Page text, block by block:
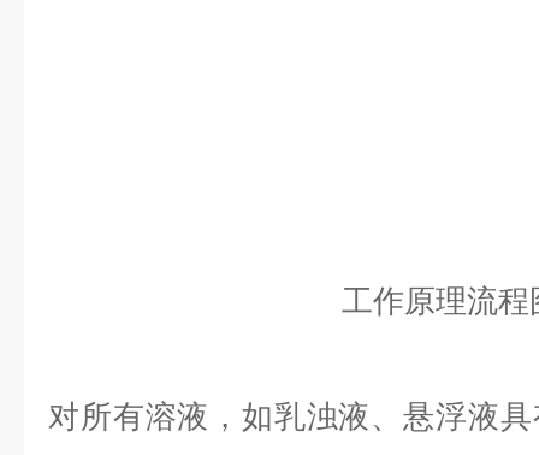
工作原理流程
对所有溶液，如乳浊液、悬浮液